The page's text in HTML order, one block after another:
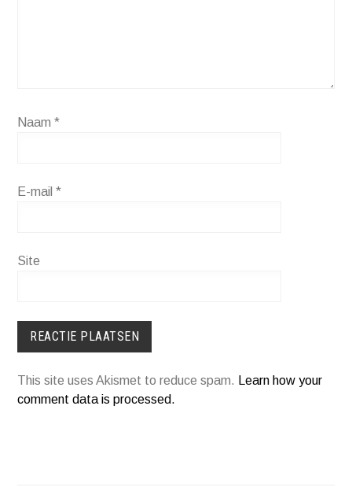
Naam*
E-mail*
Site
This site uses Akismet to reduce spam. Learn how your
comment data is processed.